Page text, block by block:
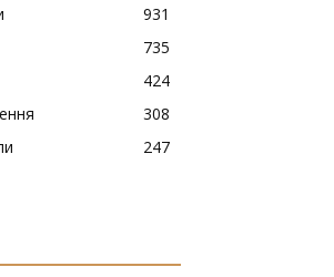
931
735
424
308
247